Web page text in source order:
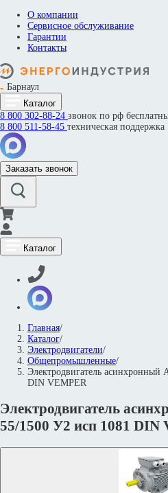
О компании
Сервисное обслуживание
Гарантии
Контакты
Барнаул
Каталог
8 800 302-88-24 звонок по рф
8 800 511-58-45 техническая поддержка
Заказать звонок
Каталог
Главная/
Каталог/
Электродвигатели/
Общепромышленные/
Электродвигатель
DIN VEMPER
Электродвигатель
55/1500 У2 исп 1081 DIN